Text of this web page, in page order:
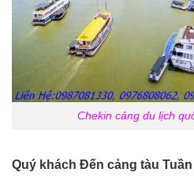
Chekin cảng du lịch
Quý khách Đến cảng tàu